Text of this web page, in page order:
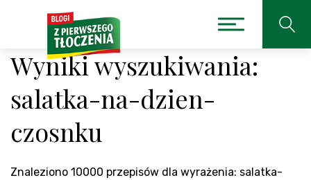
Wyniki wyszukiwania:
salatka-na-dzien-
czosnku
Znaleziono 10000 przepisów dla wyrażenia: salatka-